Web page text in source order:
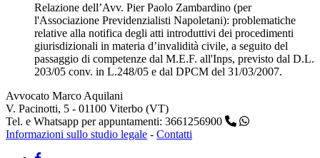
Relazione dell’Avv. Pier Paolo Zambardino (per
l'Associazione Previdenzialisti Napoletani): problematiche
relative alla notifica degli atti introduttivi dei procedimenti
giurisdizionali in materia d’invalidità civile, a seguito del
passaggio di competenze dal M.E.F. all'Inps, previsto dal D.L.
203/05 conv. in L.248/05 e dal DPCM del 31/03/2007.
Avvocato Marco Aquilani
V. Pacinotti, 5 - 01100 Viterbo (VT)
Tel. e Whatsapp per appuntamenti: 3661256900
Informazioni sullo studio legale - Contatti